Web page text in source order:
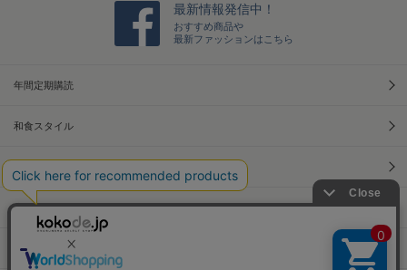
最新情報発信中！
おすすめ商品や
最新ファッションはこちら
年間定期購読
和食スタイル
本屋さんへ行こう！キャンペーン
Information